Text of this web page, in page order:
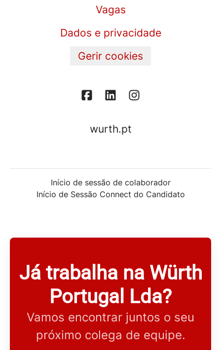
Vagas
Dados e privacidade
Gerir cookies
wurth.pt
Início de sessão de colaborador
Início de Sessão Connect do Candidato
Já trabalha na Würth
Portugal Lda?
Vamos encontrar juntos o seu
próximo colega de equipe.